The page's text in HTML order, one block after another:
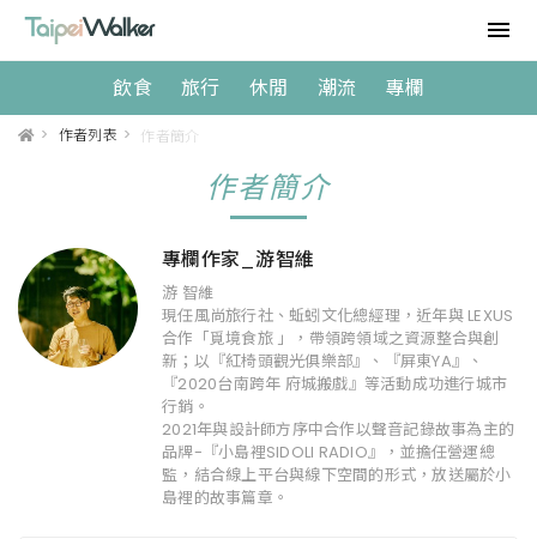
飲食 旅行 休閒 潮流 專欄
> 作者列表 > 作者簡介
作者簡介
專欄作家_游智維
游 智維
現任風尚旅行社、蚯蚓文化總經理，近年與 LEXUS
合作「覓境食旅 」，帶領跨領域之資源整合與創
新；以『紅椅頭觀光俱樂部』、『屏東YA』、
『2020台南跨年 府城搬戲』等活動成功進行城市
行銷。
2021年與設計師方序中合作以聲音記錄故事為主的
品牌-『小島裡SIDOLI RADIO』，並擔任營運總
監，結合線上平台與線下空間的形式，放送屬於小
島裡的故事篇章。